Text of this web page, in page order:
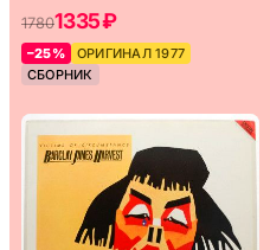
17801335 ₽
–25%
ОРИГИНАЛ 1977
СБОРНИК